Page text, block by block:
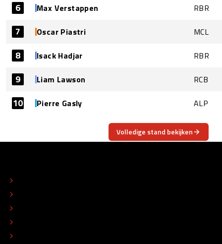
6 Max Verstappen RBR
7 Oscar Piastri MCL
8 Isack Hadjar RBR
9 Liam Lawson RCB
10 Pierre Gasly ALP
Volledige stand bekijken